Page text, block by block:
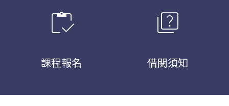
inventory
課程報名
quiz
借閱須知